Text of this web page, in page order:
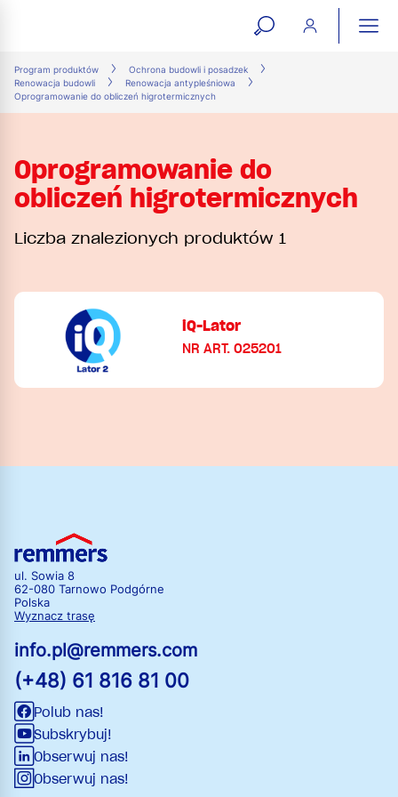
open
search
Program produktów
Ochrona budowli i posadzek
Renowacja budowli
Renowacja antypleśniowa
Oprogramowanie do obliczeń higrotermicznych
Oprogramowanie do
obliczeń higrotermicznych
Liczba znalezionych produktów 1
iQ-Lator
NR ART. 025201
ul. Sowia 8
62-080 Tarnowo Podgórne
Polska
Wyznacz trasę
info.pl@remmers.com
(+48) 61 816 81 00
Polub nas!
Subskrybuj!
Obserwuj nas!
Obserwuj nas!